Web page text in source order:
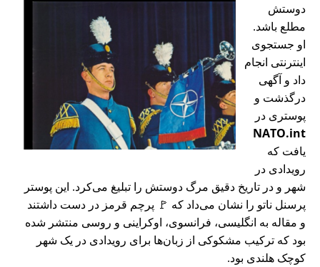
دوستش
مطلع باشد.
او جستجوی
اینترنتی انجام
داد و آگهی
درگذشت و
پوستری در
NATO.int
یافت که
رویدادی در
شهر و در تاریخ دقیق مرگ دوستش را تبلیغ می‌کرد. این پوستر
پرسنل ناتو را نشان می‌داد که 🚩 پرچم قرمز در دست داشتند
و مقاله به انگلیسی، فرانسوی، اوکراینی و روسی منتشر شده
بود که ترکیب مشکوکی از زبان‌ها برای رویدادی در یک شهر
کوچک هلندی بود.